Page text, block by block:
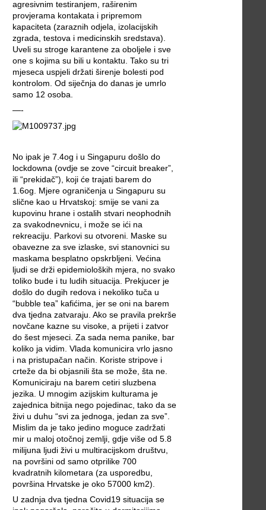
agresivnim testiranjem, raširenim
provjerama kontakata i pripremom
kapaciteta (zaraznih odjela, izolacijskih
zgrada, testova i medicinskih sredstava).
Uveli su stroge karantene za oboljele i sve
one s kojima su bili u kontaktu. Tako su tri
mjeseca uspjeli držati širenje bolesti pod
kontrolom. Od siječnja do danas je umrlo
samo 12 osoba.
—-
No ipak je 7.4og i u Singapuru došlo do
lockdowna (ovdje se zove “circuit breaker”,
ili “prekidač”), koji će trajati barem do
1.6og. Mjere ograničenja u Singapuru su
slične kao u Hrvatskoj: smije se vani za
kupovinu hrane i ostalih stvari neophodnih
za svakodnevnicu, i može se ići na
rekreaciju. Parkovi su otvoreni. Maske su
obavezne za sve izlaske, svi stanovnici su
maskama besplatno opskrbljeni. Većina
ljudi se drži epidemioloških mjera, no svako
toliko bude i tu ludih situacija. Prekjucer je
došlo do dugih redova i nekoliko tuča u
“bubble tea” kafićima, jer se oni na barem
dva tjedna zatvaraju. Ako se pravila prekrše
novčane kazne su visoke, a prijeti i zatvor
do šest mjeseci. Za sada nema panike, bar
koliko ja vidim. Vlada komunicira vrlo jasno
i na pristupačan način. Koriste stripove i
crteže da bi objasnili šta se može, šta ne.
Komuniciraju na barem cetiri sluzbena
jezika. U mnogim azijskim kulturama je
zajednica bitnija nego pojedinac, tako da se
živi u duhu “svi za jednoga, jedan za sve”.
Mislim da je tako jedino moguce zadržati
mir u maloj otočnoj zemlji, gdje više od 5.8
milijuna ljudi živi u multiracijskom društvu,
na površini od samo otprilike 700
kvadratnih kilometara (za usporedbu,
površina Hrvatske je oko 57000 km2).
U zadnja dva tjedna Covid19 situacija se